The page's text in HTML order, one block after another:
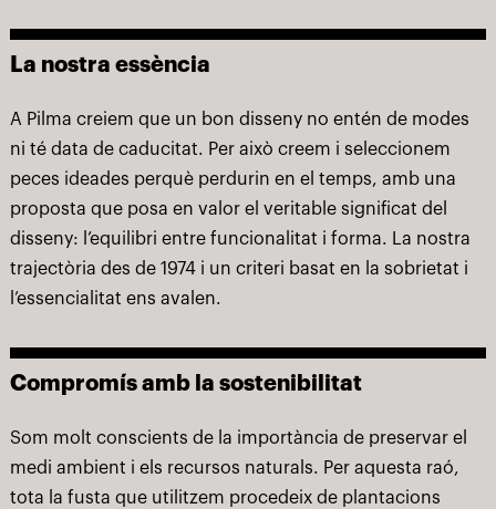
La nostra essència
A Pilma creiem que un bon disseny no entén de modes
ni té data de caducitat. Per això creem i seleccionem
peces ideades perquè perdurin en el temps, amb una
proposta que posa en valor el veritable significat del
disseny: l’equilibri entre funcionalitat i forma. La nostra
trajectòria des de 1974 i un criteri basat en la sobrietat i
l’essencialitat ens avalen.
Compromís amb la sostenibilitat
Som molt conscients de la importància de preservar el
medi ambient i els recursos naturals. Per aquesta raó,
tota la fusta que utilitzem procedeix de plantacions